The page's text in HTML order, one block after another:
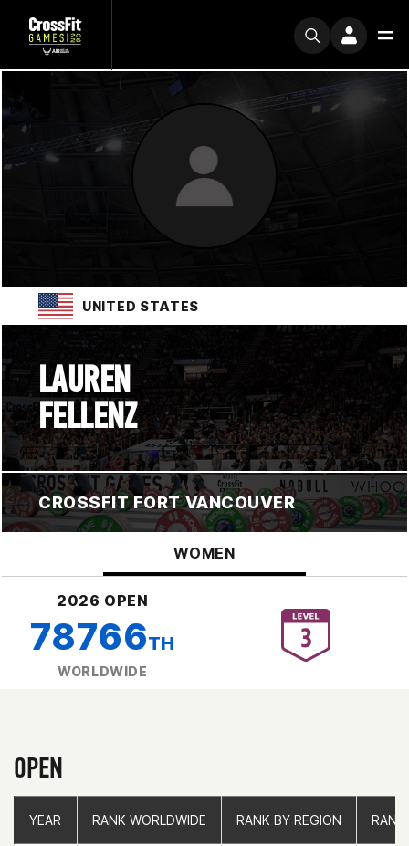
UNITED STATES
LAUREN
FELLENZ
CROSSFIT FORT VANCOUVER
WOMEN
2026 OPEN
78766TH
WORLDWIDE
OPEN
YEAR RANK WORLDWIDE RANK BY REGION
YEAR RANK WORLDWIDE RANK BY REGION